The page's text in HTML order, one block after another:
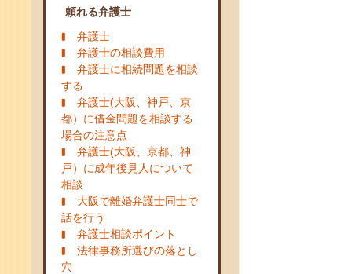
頼れる弁護士
弁護士
弁護士の相談費用
弁護士に相続問題を相談
する
弁護士(大阪、神戸、京
都）に借金問題を相談する
場合の注意点
弁護士(大阪、京都、神
戸）に成年後見人について
相談
大阪で離婚弁護士同士で
話を行う
弁護士相談ポイント
法律事務所選びの落とし
穴